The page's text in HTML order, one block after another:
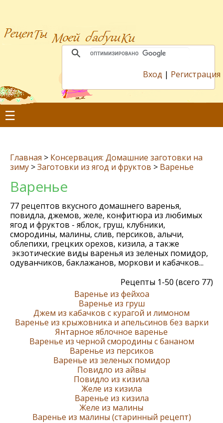
Вход | Регистрация
☰
Главная > Консервация: Домашние заготовки на
зиму >Заготовки из ягод и фруктов > Варенье
Варенье
77 рецептов вкусного домашнего варенья,
повидла, джемов, желе, конфитюра из любимых
ягод и фруктов - яблок, груш, клубники,
смородины, малины, слив, персиков, алычи,
облепихи, грецких орехов, кизила, а также
экзотические виды варенья из зеленых помидор,
одуванчиков, баклажанов, моркови и кабачков...
Рецепты 1-50 (всего 77)
Варенье из фейхоа
Варенье из груш
Джем из кабачков с курагой и лимоном
Варенье из крыжовника и апельсинов без варки
Янтарное яблочное варенье
Варенье из черной смородины с бананом
Варенье из персиков
Варенье из зеленых помидор
Повидло из айвы
Повидло из кизила
Желе из кизила
Варенье из кизила
Желе из малины
Варенье из малины (старинный рецепт)